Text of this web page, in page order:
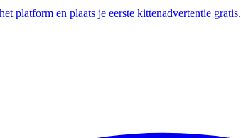
platform en plaats je eerste kittenadvertentie gratis.